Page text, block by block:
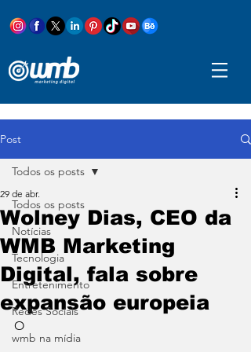
Post
Todos os posts
Notícias
Tecnologia
Entretenimento
Redes Sociais
wmb na mídia
Todos os posts
Wolney Dias, CEO da
WMB Marketing
Digital, fala sobre
expansão europeia
29 de abr.
O